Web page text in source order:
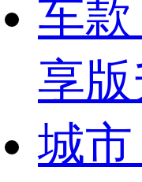
车款
享
城市